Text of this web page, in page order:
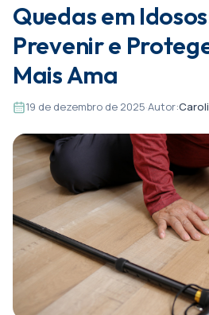
Quedas em
Prevenir e
Mais Ama
19 de dezembro de 2025·Autor: